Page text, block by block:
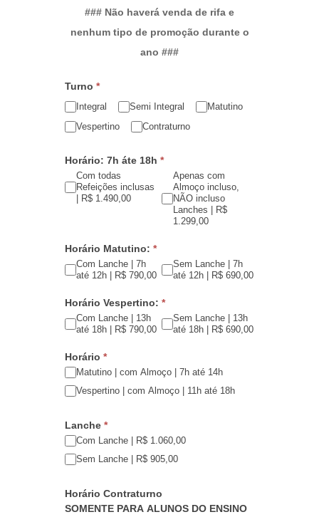
### Não haverá venda de rifa e
nenhum tipo de promoção durante o
ano ###
Turno *
Integral Semi Integral
Matutino
Vespertino
Contraturno
Horário: 7h áte 18h *
Com todas
Refeições inclusas
| R$ 1.490,00
Apenas com
Almoço incluso,
NÃO incluso
Lanches | R$
1.299,00
Horário Matutino: *
Com Lanche | 7h
até 12h | R$ 790,00
Sem Lanche | 7h
até 12h | R$ 690,00
Horário Vespertino: *
Com Lanche | 13h
até 18h | R$ 790,00
Sem Lanche | 13h
até 18h | R$ 690,00
Horário *
Matutino | com Almoço | 7h até 14h
Vespertino | com Almoço | 11h até 18h
Lanche *
Com Lanche | R$ 1.060,00
Sem Lanche | R$ 905,00
Horário Contraturno
SOMENTE PARA ALUNOS DO ENSINO
branco.